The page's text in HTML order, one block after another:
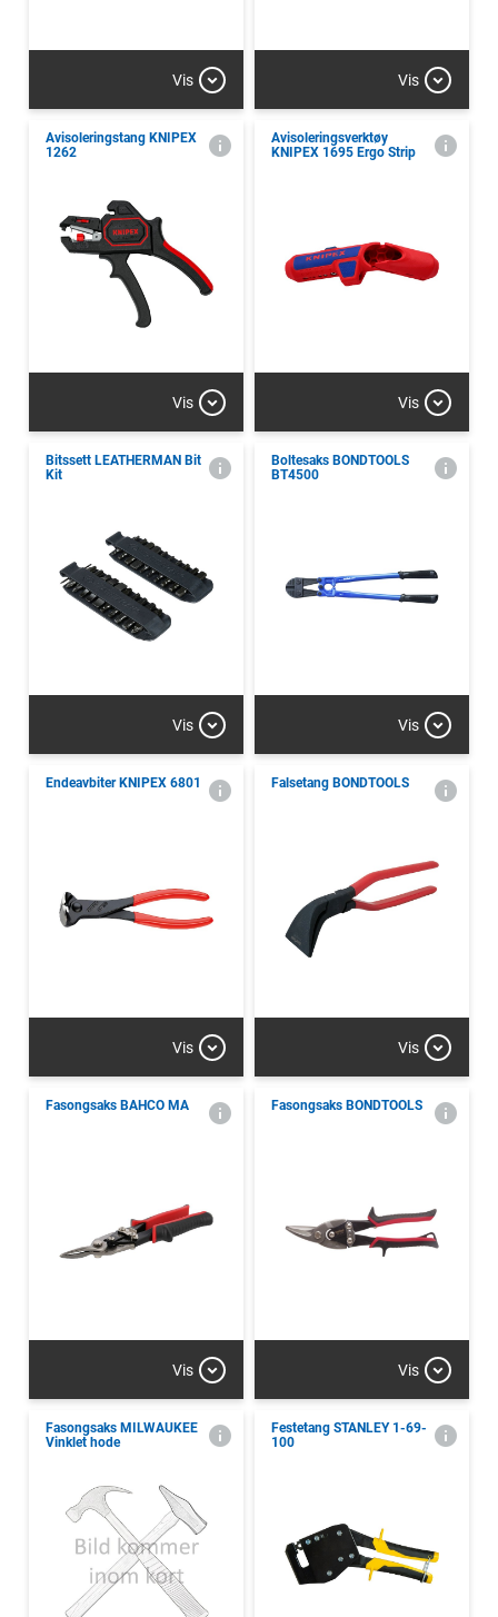
Vis Vis
Avisoleringstang KNIPEX
1262
Vis
Avisoleringsverktøy
KNIPEX 1695 Ergo Strip
Vis
Bitssett LEATHERMAN Bit
Kit
Vis
Boltesaks BONDTOOLS
BT4500
Vis
Endeavbiter KNIPEX 6801
Vis
Falsetang BONDTOOLS
Vis
Fasongsaks BAHCO MA
Vis
Fasongsaks BONDTOOLS
Vis
Fasongsaks MILWAUKEE
Vinklet hode
Festetang STANLEY 1-69-
100